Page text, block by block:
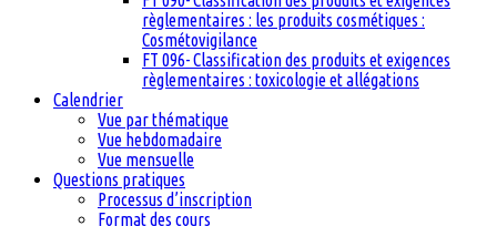
règlementaires : les produits cosmétiques :
Cosmétovigilance
FT 096- Classification des produits et exigences
règlementaires : toxicologie et allégations
Calendrier
Vue par thématique
Vue hebdomadaire
Vue mensuelle
Questions pratiques
Processus d’inscription
Format des cours